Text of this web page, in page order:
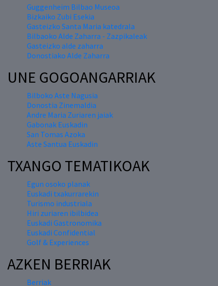
Guggenheim Bilbao Museoa
Bizkaiko Zubi Esekia
Gasteizko Santa Maria katedrala
Bilbaoko Alde Zaharra - Zazpikaleak
Gasteizko alde zaharra
Donostiako Alde Zaharra
UNE GOGOANGARRIAK
Bilboko Aste Nagusia
Donostia Zinemaldia
Andre Maria Zuriaren jaiak
Gabonak Euskadin
San Tomas Azoka
Aste Santua Euskadin
TXANGO TEMATIKOAK
Egun osoko planak
Euskadi txakurrarekin
Turismo industriala
Hiri zuriaren ibilbidea
Euskadi Gastronomika
Euskadi Confidential
Golf & Experiences
AZKEN BERRIAK
Berriak